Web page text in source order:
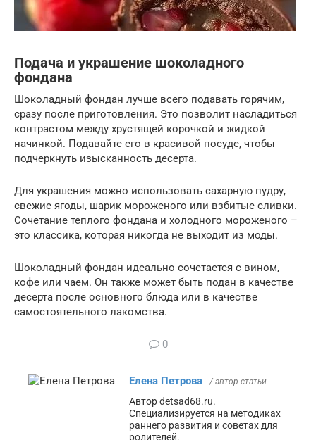
Подача и украшение шоколадного
фондана
Шоколадный фондан лучше всего подавать горячим,
сразу после приготовления. Это позволит насладиться
контрастом между хрустящей корочкой и жидкой
начинкой. Подавайте его в красивой посуде, чтобы
подчеркнуть изысканность десерта.
Для украшения можно использовать сахарную пудру,
свежие ягоды, шарик мороженого или взбитые сливки.
Сочетание теплого фондана и холодного мороженого –
это классика, которая никогда не выходит из моды.
Шоколадный фондан идеально сочетается с вином,
кофе или чаем. Он также может быть подан в качестве
десерта после основного блюда или в качестве
самостоятельного лакомства.
0
Елена Петрова / автор статьи
Автор detsad68.ru.
Специализируется на методиках
раннего развития и советах для
родителей.